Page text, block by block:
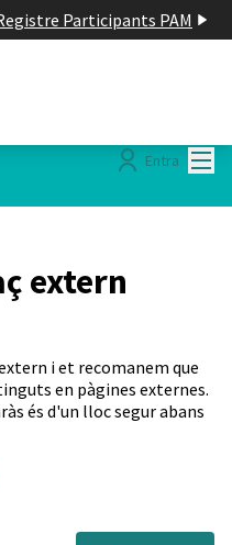
Participants PAM
Entra
extern
i et recomanem que
en pàgines externes.
és d'un lloc segur abans